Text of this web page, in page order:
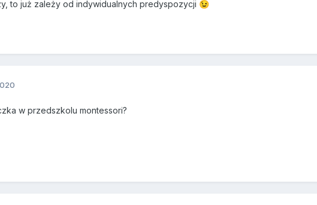
to już zależy od indywidualnych predyspozycji 😉
w przedszkolu montessori?